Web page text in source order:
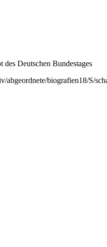
Deutschen Bundestages
abgeordnete/biografien18/S/